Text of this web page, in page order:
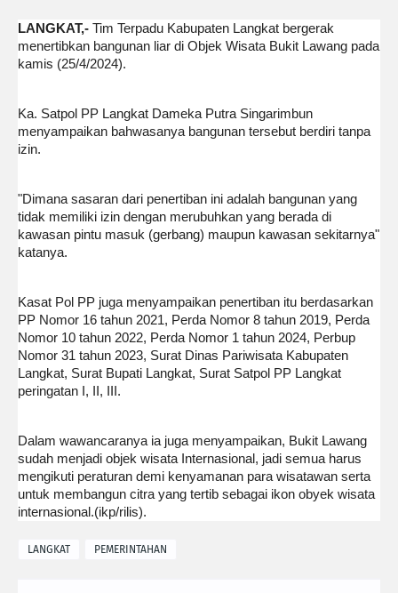
LANGKAT,- Tim Terpadu Kabupaten Langkat bergerak
menertibkan bangunan liar di Objek Wisata Bukit Lawang pada
kamis (25/4/2024).
Ka. Satpol PP Langkat Dameka Putra Singarimbun
menyampaikan bahwasanya bangunan tersebut berdiri tanpa
izin.
"Dimana sasaran dari penertiban ini adalah bangunan yang
tidak memiliki izin dengan merubuhkan yang berada di
kawasan pintu masuk (gerbang) maupun kawasan sekitarnya"
katanya.
Kasat Pol PP juga menyampaikan penertiban itu berdasarkan
PP Nomor 16 tahun 2021, Perda Nomor 8 tahun 2019, Perda
Nomor 10 tahun 2022, Perda Nomor 1 tahun 2024, Perbup
Nomor 31 tahun 2023, Surat Dinas Pariwisata Kabupaten
Langkat, Surat Bupati Langkat, Surat Satpol PP Langkat
peringatan I, II, III.
Dalam wawancaranya ia juga menyampaikan, Bukit Lawang
sudah menjadi objek wisata Internasional, jadi semua harus
mengikuti peraturan demi kenyamanan para wisatawan serta
untuk membangun citra yang tertib sebagai ikon obyek wisata
internasional.(ikp/rilis).
LANGKAT PEMERINTAHAN